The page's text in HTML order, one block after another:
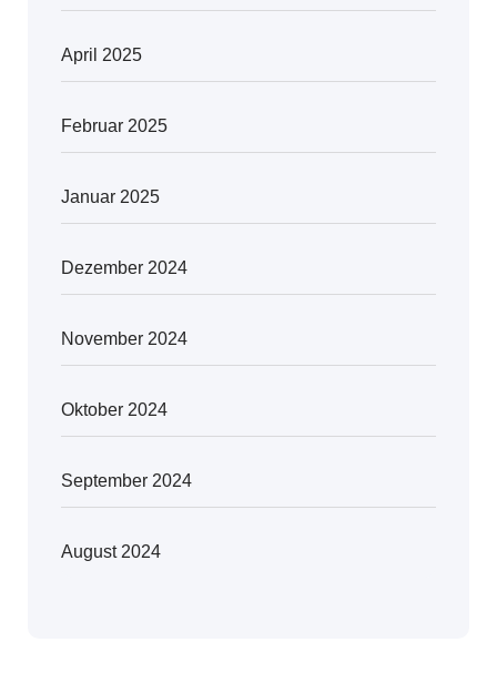
April 2025
Februar 2025
Januar 2025
Dezember 2024
November 2024
Oktober 2024
September 2024
August 2024